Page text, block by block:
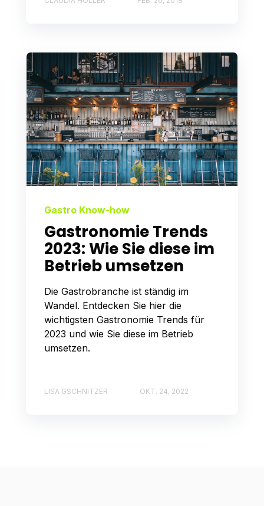
Gastro Know-how
Gastronomie Trends
2023: Wie Sie diese im
Betrieb umsetzen
Die Gastrobranche ist ständig im
Wandel. Entdecken Sie hier die
wichtigsten Gastronomie Trends für
2023 und wie Sie diese im Betrieb
umsetzen.
LISA GSCHNITZER OKT. 24, 2022